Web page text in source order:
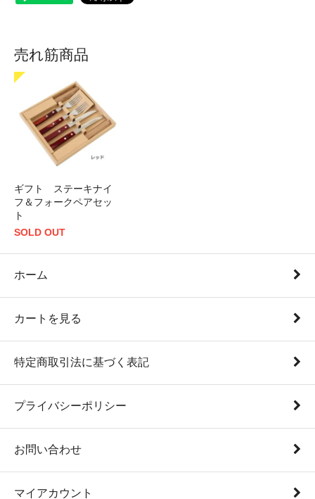
売れ筋商品
ギフト ステーキナイ
フ＆フォークペアセッ
ト
SOLD OUT
ホーム
カートを見る
特定商取引法に基づく表記
プライバシーポリシー
お問い合わせ
マイアカウント